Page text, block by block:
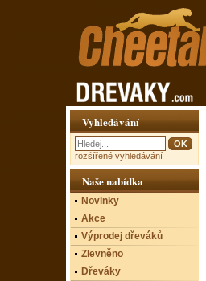
Vyhledávání
rozšířené vyhledávání
Naše nabídka
Novinky
Akce
Výprodej dřeváků
Zlevněno
Dřeváky